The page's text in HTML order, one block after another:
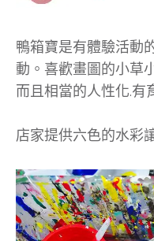
鴨箱寶是有體驗活動
動。喜歡畫圖的小草
而且相當的人性化.有
店家提供六色的水彩